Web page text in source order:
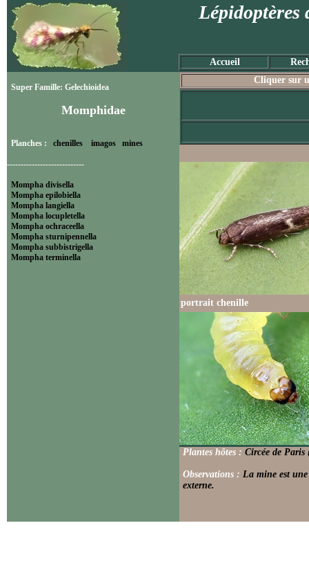
Lépidoptères
Accueil
Super Famille: Gelechioidea
Momphidae
Planches : chenilles imagos mines
----------------------------
Mompha divisella
Mompha epilobiella
Mompha langiella
Mompha locupletella
Mompha ochraceella
Mompha sturnipennella
Mompha subbistrigella
Mompha terminella
Cliquer sur
portrait chenille
Plantes hôtes : Circée de
Observations : La mine est
externe.